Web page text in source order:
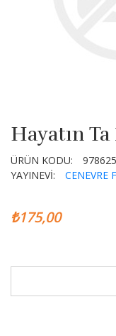
Hayatın
ÜRÜN KODU:
YAYINEVİ:
CENEVRE
₺175,00